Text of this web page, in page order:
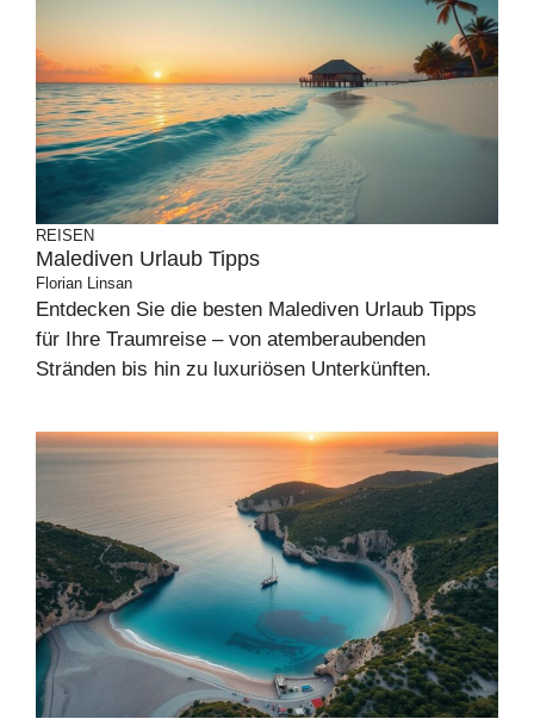
REISEN
Malediven Urlaub Tipps
Florian Linsan
Entdecken Sie die besten Malediven Urlaub Tipps
für Ihre Traumreise – von atemberaubenden
Stränden bis hin zu luxuriösen Unterkünften.